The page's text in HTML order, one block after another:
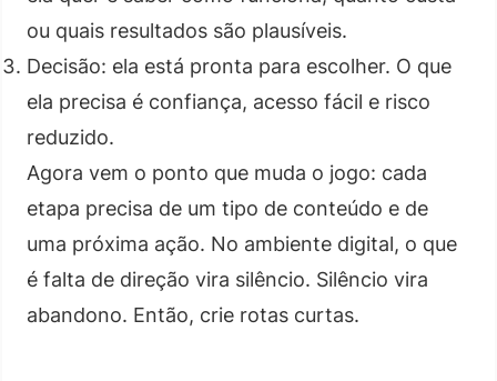
ou quais resultados são plausíveis.
Decisão: ela está pronta para escolher. O que
ela precisa é confiança, acesso fácil e risco
reduzido.
Agora vem o ponto que muda o jogo: cada
etapa precisa de um tipo de conteúdo e de
uma próxima ação. No ambiente digital, o que
é falta de direção vira silêncio. Silêncio vira
abandono. Então, crie rotas curtas.